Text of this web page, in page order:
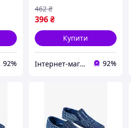
92%
396 ₴
462 ₴
Купити
Інтернет-магазин Optom7km.net - опт та роздріб товарів Одесса, ринок 7км 92%